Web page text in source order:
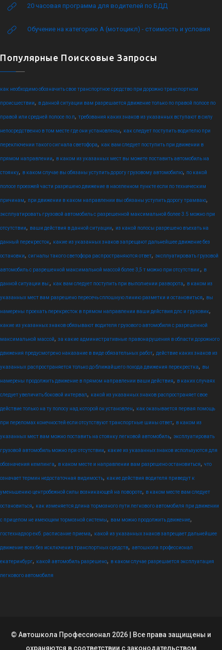
20 часовая программа для водителей по БДД
Обучение на категорию А (мотоцикл) - стоимость и условия
Популярные Поисковые Запросы
как необходимо обозначить свое транспортное средство при дорожно транспортном
происшествии, в данной ситуации вам разрешается движение только по правой полосе по
правой или средней полосе по л, требования каких знаков из указанных вступают в силу
непосредственно в том месте где они установлены, как следует поступить водителю при
переключении такого сигнала светофора, как вам следует поступить при движении в
прямом направлении, в каком из указанных мест вы можете поставить автомобиль на
стоянку, в каком случае вы обязаны уступить дорогу грузовому автомобилю, по какой
полосе проезжей части разрешено движение в населенном пункте если по техническим
причинам, при движении в каком направлении вы обязаны уступить дорогу трамваю,
эксплуатировать грузовой автомобиль с разрешенной максимальной более 3.5 можно при
отсутствии, ваши действия в данной ситуации, из какой полосы разрешено въехать на
данный перекресток, какие из указанных знаков запрещают дальнейшее движение без
остановки, сигналы такого светофора распространяются ответ, эксплуатировать грузовой
автомобиль с разрешенной максимальной массой более 3,5 т можно при отсутствии:, в
данной ситуации вы:, как вам следует поступить при выполнении разворота, в каком из
указанных мест вам разрешено пересечь сплошную линию разметки и остановиться, вы
намерены проехать перекресток в прямом направлении ваши действия дпс и грузовик,
какие из указанных знаков обязывают водителя грузового автомобиля с разрешенной
максимальной массой, за какие административные правонарушения в области дорожного
движения предусмотрено наказание в виде обязательных работ, действие каких знаков из
указанных распространяется только до ближайшего похода движения перекрестка, вы
намерены продолжить движение в прямом направлении ваши действия, в каких случаях
следует увеличить боковой интервал, какой из указанных знаков распространяет свое
действие только на ту полосу над которой он установлен, как оказывается первая помощь
при переломах конечностей если отсутствуют транспортные шины ответ, в каком из
указанных мест вам можно поставить на стоянку легковой автомобиль, эксплуатировать
грузовой автомобиль можно при отсутствии, какие из указанных знаков используются для
обозначения кемпинга, в каком месте и направлении вам разрешено остановиться, что
означает термин недостаточная видимость, какие действия водителя приведут к
уменьшению центробежной силы возникающей на повороте, в каком месте вам следует
остановиться, как изменяется длина тормозного пути легкового автомобиля при движении
с прицепом не имеющим тормозной системы, вам можно продолжить движение,
гостехнадзор екб. расписание приема, какой из указанных знаков запрещает дальнейшее
движение всех без исключения транспортных средств, автошкола профессионал
екатеринбург, какой автомобиль разрешено, в каком случае разрешается эксплуатация
легкового автомобиля
© Автошкола Профессионал 2026 | Все права защищены и
охраняются в соответствии с законодательством